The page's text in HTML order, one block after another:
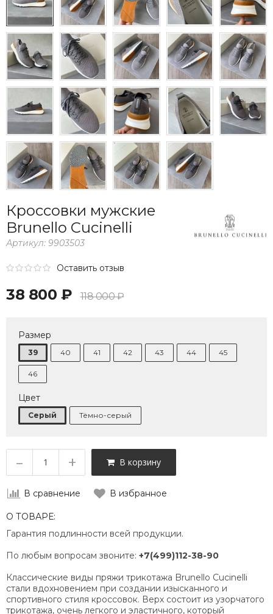
Кроссовки мужские
Brunello Cucinelli
Артикул: 9903503
Оставить отзыв
38 800 ₽ 118 000 ₽
Размер
39 40 41 42 43 44 45
46
Цвет
Серый Тёмно-серый
– + В корзину
В сравнение В избранное
О ТОВАРЕ:
Гарантия подлинности всей продукции.
По любым вопросам звоните: +7(499)112-38-90
Классические виды пряжи трикотажа Brunello Cucinelli
стали вдохновением при создании изысканного и
спортивного стиля кроссовок. Верх состоит из узорчатого
трикотажа, очень легкого и эластичного, который